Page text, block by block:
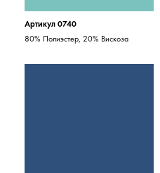
Артикул 0740
80% Полиэстер, 20% Вискоза